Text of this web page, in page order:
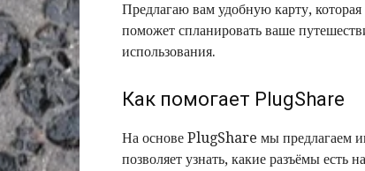
Предлагаю вам удобную карту,
поможет спланировать ваше
использования.
Как помогает PlugShare
На основе PlugShare мы предлагаем
позволяет узнать, какие разъёмы есть